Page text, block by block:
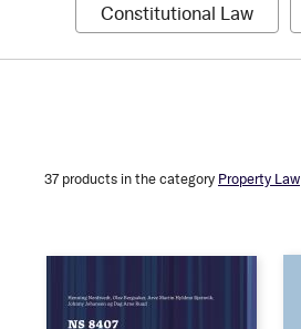
Constitutional Law
item
Pris
Authors
Format
Hardcover
book
37products in the category Property Law